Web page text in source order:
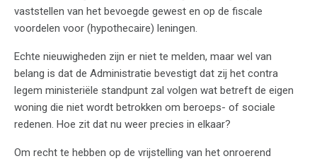
vaststellen van het bevoegde gewest en op de fiscale
voordelen voor (hypothecaire) leningen.
Echte nieuwigheden zijn er niet te melden, maar wel van
belang is dat de Administratie bevestigt dat zij het contra
legem ministeriële standpunt zal volgen wat betreft de eigen
woning die niet wordt betrokken om beroeps- of sociale
redenen. Hoe zit dat nu weer precies in elkaar?
Om recht te hebben op de vrijstelling van het onroerend